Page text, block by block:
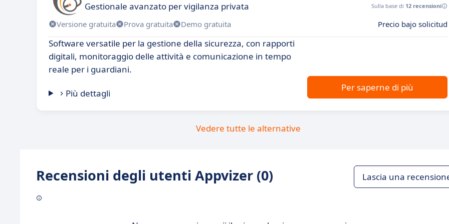
Gestionale avanzato per vigilanza privata Sulla base di 12 recensioni
Versione gratuita Prova gratuita Demo gratuita Precio bajo solicitud
Software versatile per la gestione della sicurezza, con rapporti
digitali, monitoraggio delle attività e comunicazione in tempo
reale per i guardiani.
Più dettagli
Per saperne di più
Vedere tutte le alternative
Recensioni degli utenti Appvizer (0) Lascia una